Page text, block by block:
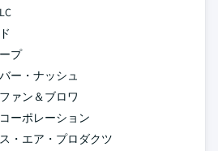
プ
ー・ナッシュ
ァン＆ブロワ
ーポレーション
・エア・プロダクツ